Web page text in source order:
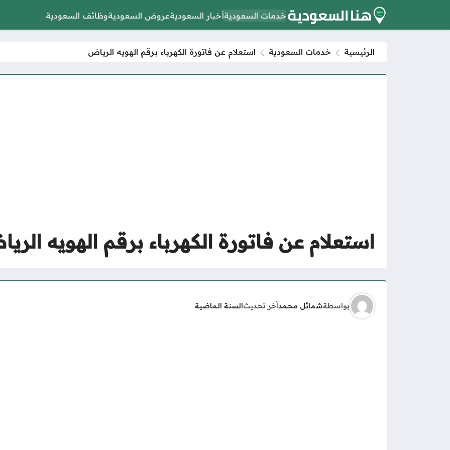
خدمات السعوديةأخبار السعوديةعروض السعوديةوظائف السعودية
الرئيسية خدمات السعودية استعلام عن فاتورة الكهرباء برقم الهويه الرياض
استعلام عن فاتورة الكهرباء برقم الهويه
بواسطةشمائل محمدآخر تحديثالسنة الماضية